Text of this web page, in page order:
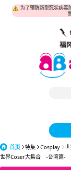
为了预防新型冠状病毒
首页 特集 Cosplay 世
世界Coser大集合 -台湾篇